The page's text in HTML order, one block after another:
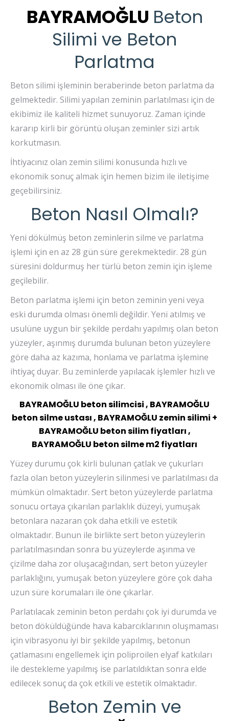
BAYRAMOĞLU Beton
Silimi ve Beton
Parlatma
Beton silimi işleminin beraberinde beton parlatma da
gelmektedir. Silimi yapılan zeminin parlatılması için de
ekibimiz ile kaliteli hizmet sunuyoruz. Zaman içinde
kararıp kirli bir görüntü oluşan zeminler sizi artık
korkutmasın.
İhtiyacınız olan zemin silimi konusunda hızlı ve
ekonomik sonuç almak için hemen bizim ile iletişime
geçebilirsiniz.
Beton Nasıl Olmalı?
Yeni dökülmüş beton zeminlerin silme ve parlatma
işlemi için en az 28 gün süre gerekmektedir. 28 gün
süresini doldurmuş her türlü beton zemin için işleme
geçilebilir.
Beton parlatma işlemi için beton zeminin yeni veya
eski durumda olması önemli değildir. Yeni atılmış ve
usulüne uygun bir şekilde perdahı yapılmış olan beton
yüzeyler, aşınmış durumda bulunan beton yüzeylere
göre daha az kazıma, honlama ve parlatma işlemine
ihtiyaç duyar. Bu zeminlerde yapılacak işlemler hızlı ve
ekonomik olması ile öne çıkar.
BAYRAMOĞLU beton silimcisi , BAYRAMOĞLU
beton silme ustası , BAYRAMOĞLU zemin silimi +
BAYRAMOĞLU beton silim fiyatları ,
BAYRAMOĞLU beton silme m2 fiyatları
Yüzey durumu çok kirli bulunan çatlak ve çukurları
fazla olan beton yüzeylerin silinmesi ve parlatılması da
mümkün olmaktadır. Sert beton yüzeylerde parlatma
sonucu ortaya çıkarılan parlaklık düzeyi, yumuşak
betonlara nazaran çok daha etkili ve estetik
olmaktadır. Bunun ile birlikte sert beton yüzeylerin
parlatılmasından sonra bu yüzeylerde aşınma ve
çizilme daha zor oluşacağından, sert beton yüzeyler
parlaklığını, yumuşak beton yüzeylere göre çok daha
uzun süre korumaları ile öne çıkarlar.
Parlatılacak zeminin beton perdahı çok iyi durumda ve
beton döküldüğünde hava kabarcıklarının oluşmaması
için vibrasyonu iyi bir şekilde yapılmış, betonun
çatlamasını engellemek için poliproilen elyaf katkıları
ile destekleme yapılmış ise parlatıldıktan sonra elde
edilecek sonuç da çok etkili ve estetik olmaktadır.
Beton Zemin ve